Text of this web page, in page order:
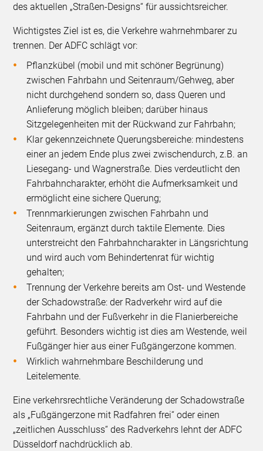
des aktuellen „Straßen-Designs“ für aussichtsreicher.
Wichtigstes Ziel ist es, die Verkehre wahrnehmbarer zu
trennen. Der ADFC schlägt vor:
Pflanzkübel (mobil und mit schöner Begrünung)
zwischen Fahrbahn und Seitenraum/Gehweg, aber
nicht durchgehend sondern so, dass Queren und
Anlieferung möglich bleiben; darüber hinaus
Sitzgelegenheiten mit der Rückwand zur Fahrbahn;
Klar gekennzeichnete Querungsbereiche: mindestens
einer an jedem Ende plus zwei zwischendurch, z.B. an
Liesegang- und Wagnerstraße. Dies verdeutlicht den
Fahrbahncharakter, erhöht die Aufmerksamkeit und
ermöglicht eine sichere Querung;
Trennmarkierungen zwischen Fahrbahn und
Seitenraum, ergänzt durch taktile Elemente. Dies
unterstreicht den Fahrbahncharakter in Längsrichtung
und wird auch vom Behindertenrat für wichtig
gehalten;
Trennung der Verkehre bereits am Ost- und Westende
der Schadowstraße: der Radverkehr wird auf die
Fahrbahn und der Fußverkehr in die Flanierbereiche
geführt. Besonders wichtig ist dies am Westende, weil
Fußgänger hier aus einer Fußgängerzone kommen.
Wirklich wahrnehmbare Beschilderung und
Leitelemente.
Eine verkehrsrechtliche Veränderung der Schadowstraße
als „Fußgängerzone mit Radfahren frei“ oder einen
„zeitlichen Ausschluss“ des Radverkehrs lehnt der ADFC
Düsseldorf nachdrücklich ab.